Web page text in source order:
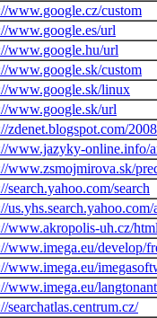
www.google.cz/custom
www.google.es/url
www.google.hu/url
www.google.sk/custom
www.google.sk/linux
www.google.sk/url
zdenet.blogspot.com/
www.jazyky-online.info/
www.zsmojmirova.sk/
search.yahoo.com/search
us.yhs.search.yahoo.com/
www.akropolis-uh.cz/
www.imega.eu/develop/
www.imega.eu/
www.imega.eu/
searchatlas.centrum.cz/